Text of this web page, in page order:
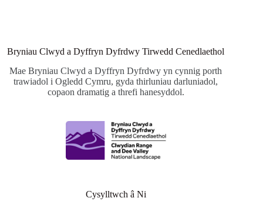
Bryniau Clwyd a Dyffryn Dyfrdwy Tirwedd Cenedlaethol
Mae Bryniau Clwyd a Dyffryn Dyfrdwy yn cynnig porth
trawiadol i Ogledd Cymru, gyda thirluniau darluniadol,
copaon dramatig a threfi hanesyddol.
Cysylltwch â Ni